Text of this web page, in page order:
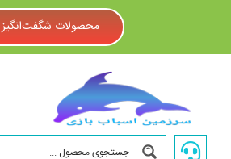
محصولات شگفت‌انگیز